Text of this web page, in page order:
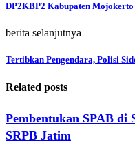
DP2KBP2 Kabupaten
berita selanjutnya
Tertibkan Pengendara, Polisi
Related posts
Pembentukan SPAB di
SRPB Jatim